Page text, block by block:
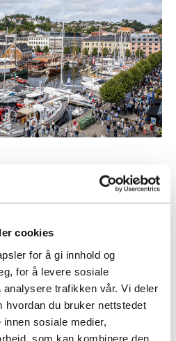
cookies
for å gi innhold og
for å levere sosiale
trafikken vår. Vi deler
hvordan du bruker nettstedet
sosiale medier,
som kan kombinere den
arrangeres 10. – 14.
godt representert på
tilbakemelding
og politikere er at det
Etter innspill fra